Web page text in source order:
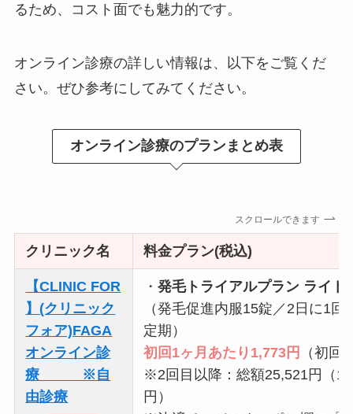
るため、コスト面でも魅力的です。
オンライン診療の詳しい情報は、以下をご覧くだ
さい。ぜひ参考にしてみてください。
オンライン診療のプランまとめ表
スクロールできます
クリニック名 料金プラン(税込)
【CLINIC FOR
】(クリニック
フォア)FAGA
オンライン診
療 ※自
由診療
・発毛トライアルプラン ライト
（発毛促進内服15錠／2日に1
定期）
初回1ヶ月あたり1,773円
（初回
※2回目以降：総額25,521円（1
円）